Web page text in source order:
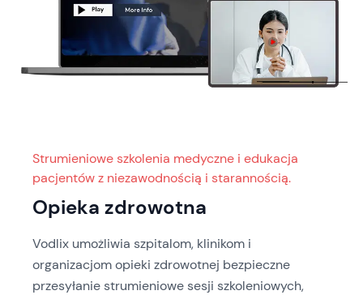
Strumieniowe szkolenia medyczne i edukacja
pacjentów z niezawodnością i starannością.
Opieka zdrowotna
Vodlix umożliwia szpitalom, klinikom i
organizacjom opieki zdrowotnej bezpieczne
przesyłanie strumieniowe sesji szkoleniowych,